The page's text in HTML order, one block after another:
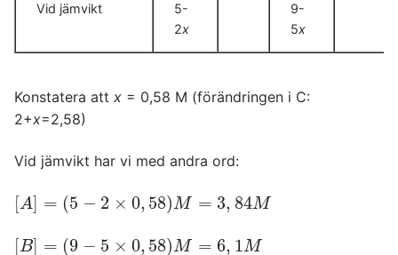
Vid jämvikt
5-
2x
9-
5x
Konstatera att x = 0,58 M (förändringen i C:
2+x=2,58)
Vid jämvikt har vi med andra ord:
[A] = (5 − 2 × 0, 58)M = 3, 84M
A] (5 − 2×0 58 )M=3,84M
[B] = (9 − 5 × 0, 58)M = 6, 1M
B] (9 −5×0 58 )M=6,1M